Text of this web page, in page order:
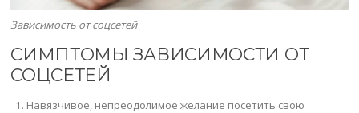
Зависимость от соцсетей
СИМПТОМЫ ЗАВИСИМОСТИ ОТ
СОЦСЕТЕЙ
Навязчивое, непреодолимое желание посетить свою